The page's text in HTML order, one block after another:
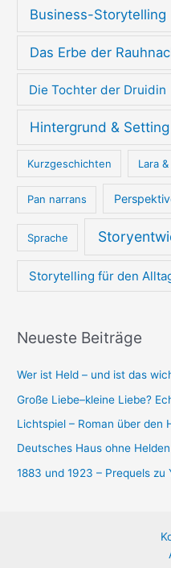
Business-Storytelling
Das Erbe der
Die Tochter der Druidin
Hintergrund & Setting
Kurzgeschichten Lara
Pan narrans
Sprache
Storytelling für den
Neueste Beiträge
Wer ist Held – und ist das
Große Liebe–kleine Liebe?
Lichtspiel – Roman über den
Deutsches Haus ohne Helden
1883 und 1923 – Prequels